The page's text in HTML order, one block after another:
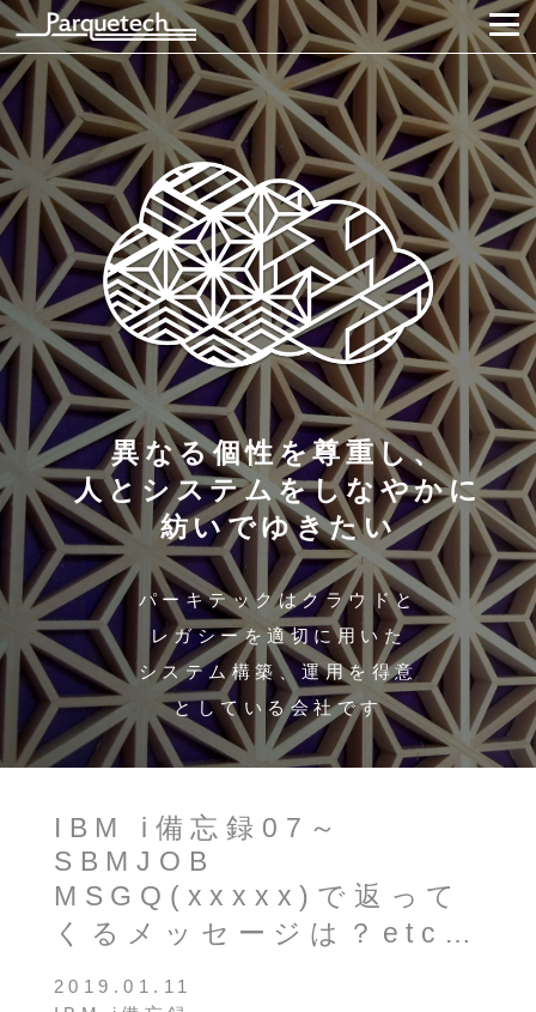
異なる個性を尊重し、
人とシステムをしなやかに
紡いでゆきたい
パーキテックはクラウドと
レガシーを適切に用いた
システム構築、運用を得意
としている会社です
IBM i備忘録07～
SBMJOB
MSGQ(xxxxx)で返って
くるメッセージは？etc…
2019.01.11